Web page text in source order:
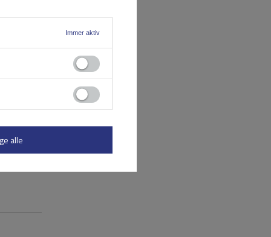
Immer aktiv
alle